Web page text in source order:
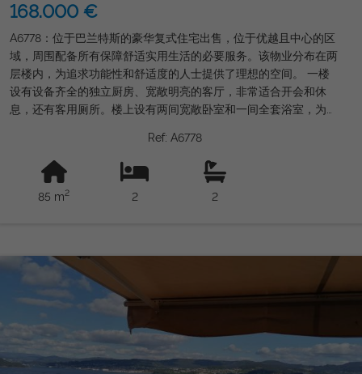
168.000 €
A6778：位于巴兰特斯的豪华复式住宅出售，位于优越且中心的区
域，周围配备所有保障舒适实用生活的必要服务。该物业分布在两
层楼内，为追求功能性和舒适度的人士提供了理想的空间。 一楼
设有设备齐全的独立厨房、宽敞明亮的客厅，非常适合开会和休
息，还有客用厕所。楼上设有两间宽敞卧室和一间全套浴室，为全
藏室，增加了附加价值，并便于安全的储藏和停车。 这一绝佳机
会由Grupo Gordon Inmobiliaria推广，该公司以其专业精神和对
客户满意度的承诺而闻名。不要错过购买这套位于巴兰特斯市中心
的宏伟复式住宅的机会，这既是安全的投资，也是建立您住宅的理
Ref: A6778
85 m2 2 2